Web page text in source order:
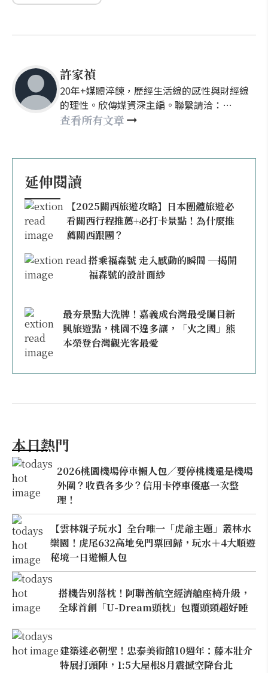
許家禎
20年+媒體淬鍊，歷經生活線的感性與財經線
的理性。欣傳媒資深主編。聯繫請洽：
nellyhsu@xinmedia.com
查看所有文章
延伸閱讀
【2025關西旅遊攻略】日本團體旅遊必
看關西行程推薦+必打卡景點！為什麼推
薦關西跟團？
搭乘福森號 走入感動的瞬間 ─揭開
福森號的設計面紗
最夯景點大洗牌！嘉義成台灣最受矚目新
興旅遊點，桃園不遑多讓，「火之國」熊
本榮登台灣觀光客最愛
本日熱門
2026桃園機場停車懶人包／要停桃機還是機場
外圍？收費各多少？信用卡停車優惠一次整
理！
【雲林親子玩水】全台唯一「虎爺主題」叢林水
樂園！虎尾632高地免門票回歸，玩水＋4大順遊
秘境一日遊懶人包
搭機告別落枕！阿聯酋航空經濟艙座椅升級，
全球首創「U-Dream頭枕」包覆頭頸超好睡
建築迷必朝聖！忠泰美術館10週年：藤本壯介
特展打頭陣，1:5大屋根8月震撼空降台北